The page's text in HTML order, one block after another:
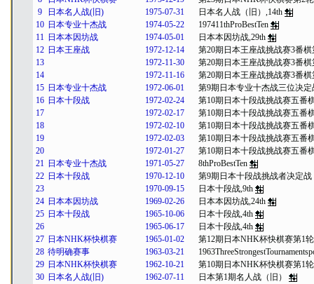
9
日本名人战(旧) 1975-07-31
日本名人战（旧）,14th
10 日本专业十杰战 1974-05-22
197411thProBestTen
11 日本本因坊战 1974-05-01
日本本因坊战,29th
12 日本王座战 1972-12-14
第20期日本王座战挑战赛3番棋
13
1972-11-30
第20期日本王座战挑战赛3番棋
14
1972-11-16
第20期日本王座战挑战赛3番棋
15 日本专业十杰战 1972-06-01
第9期日本专业十杰战三位决定
16 日本十段战 1972-02-24
第10期日本十段战挑战赛五番
17
1972-02-17
第10期日本十段战挑战赛五番
18
1972-02-10
第10期日本十段战挑战赛五番
19
1972-02-03
第10期日本十段战挑战赛五番
20
1972-01-27
第10期日本十段战挑战赛五番
21 日本专业十杰战 1971-05-27
8thProBestTen
22 日本十段战 1970-12-10
第9期日本十段战挑战者决定战
23
1970-09-15
日本十段战,9th
24 日本本因坊战 1969-02-26
日本本因坊战,24th
25 日本十段战 1965-10-06
日本十段战,4th
26
1965-06-17
日本十段战,4th
27 日本NHK杯快棋赛 1965-01-02
第12期日本NHK杯快棋赛第1轮
28 待明确赛事 1963-03-21
29 日本NHK杯快棋赛 1962-10-21
第10期日本NHK杯快棋赛第1轮
30 日本名人战(旧) 1962-07-11
日本第1期名人战（旧）